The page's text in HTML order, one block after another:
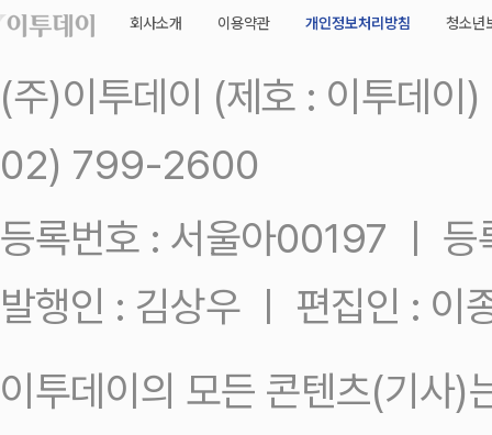
회사소개 이용약관 개인정보처리방침 청소년
(주)이투데이 (제호 : 이투데
02) 799-2600
등록번호 : 서울아00197 ㅣ
발행인 : 김상우 ㅣ 편집인 : 이
이투데이의 모든 콘텐츠(기사)